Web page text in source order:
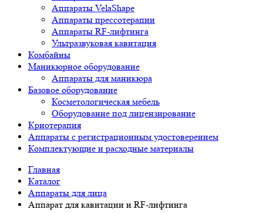
Аппараты VelaShape
Аппараты прессотерапии
Аппараты RF-лифтинга
Ультразвуковая кавитация
Комбайны
Маникюрное оборудование
Аппараты для маникюра
Базовое оборудование
Косметологическая мебель
Оборудование под лицензирование
Криотерапия
Аппараты c регистрационным удостоверением
Комплектующие и расходные материалы
Главная
Каталог
Аппараты для лица
Аппарат для кавитации и RF-лифтинга